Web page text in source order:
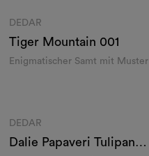
DEDAR
Tiger Mountain 001
Enigmatischer Samt mit Muster
DEDAR
Dalie Papaveri Tulipani